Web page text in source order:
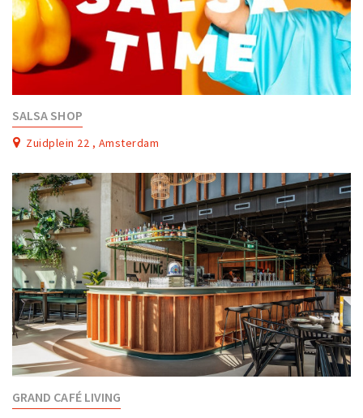
SALSA SHOP
Zuidplein 22 , Amsterdam
GRAND CAFÉ LIVING